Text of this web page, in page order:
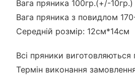
Вага пряника 100гр.(+/-10гр.)
Вага пряника з повидлом
Середній розмір: 12см*14см
Всі пряники виготовляються
Термін виконання